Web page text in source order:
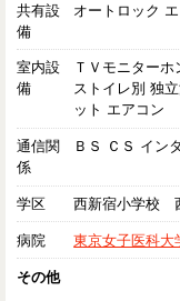
共有設
備
オートロック
室内設
備
ＴＶモニター
ストイレ別 独
ット エアコン
通信関
係
ＢＳ ＣＳ イン
学区 西新宿小学校
病院 東京女子医科大
その他